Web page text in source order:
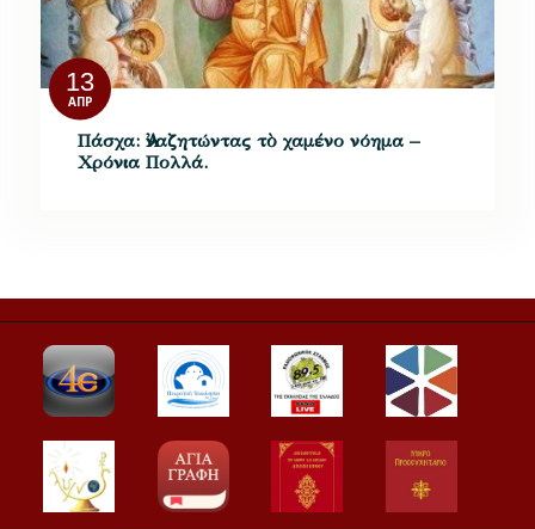
13
ΑΠΡ
Πάσχα: Ἀναζητώντας τὸ χαμένο νόημα –
Χρόνια Πολλά.